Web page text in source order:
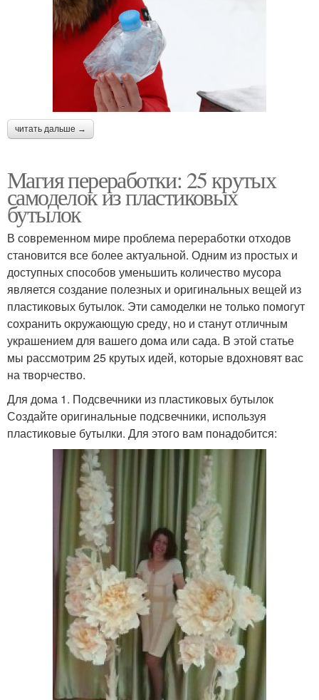
читать дальше →
Магия переработки: 25 крутых
самоделок из пластиковых
бутылок
В современном мире проблема переработки отходов
становится все более актуальной. Одним из простых и
доступных способов уменьшить количество мусора
является создание полезных и оригинальных вещей из
пластиковых бутылок. Эти самоделки не только помогут
сохранить окружающую среду, но и станут отличным
украшением для вашего дома или сада. В этой статье
мы рассмотрим 25 крутых идей, которые вдохновят вас
на творчество.
Для дома 1. Подсвечники из пластиковых бутылок
Создайте оригинальные подсвечники, используя
пластиковые бутылки. Для этого вам понадобится: